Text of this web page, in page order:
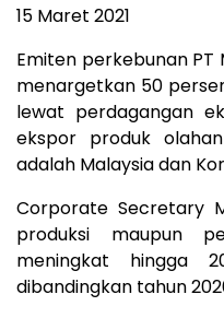
15 Maret 2021
Emiten perkebunan PT
menargetkan 50
lewat perdagangan
ekspor produk
adalah Malaysia dan
Corporate Secretary
produksi maupun
meningkat hingga
dibandingkan tahun